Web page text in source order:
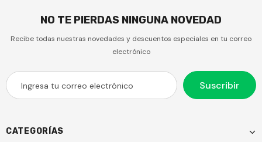
NO TE PIERDAS NINGUNA NOVEDAD
Recibe todas nuestras novedades y descuentos especiales en tu correo
electrónico
CATEGORÍAS